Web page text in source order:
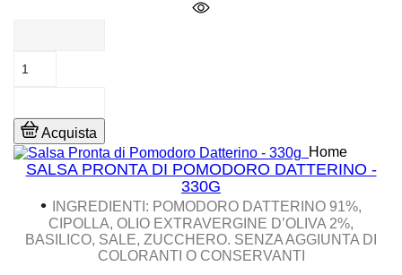
Acquista
Home
SALSA PRONTA DI POMODORO DATTERINO -
330G
• INGREDIENTI : POMODORO DATTERINO 91%,
CIPOLLA, OLIO EXTRAVERGINE D’OLIVA 2%,
BASILICO, SALE, ZUCCHERO. SENZA AGGIUNTA DI
COLORANTI O CONSERVANTI